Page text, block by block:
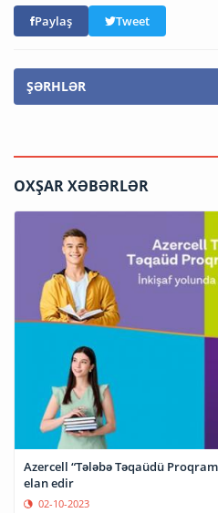
Paylaş Tweet
ŞƏRHLƏR
OXŞAR XƏBƏRLƏR
Azercell “Tələbə Təqaüdü
elan edir
02-10-2023